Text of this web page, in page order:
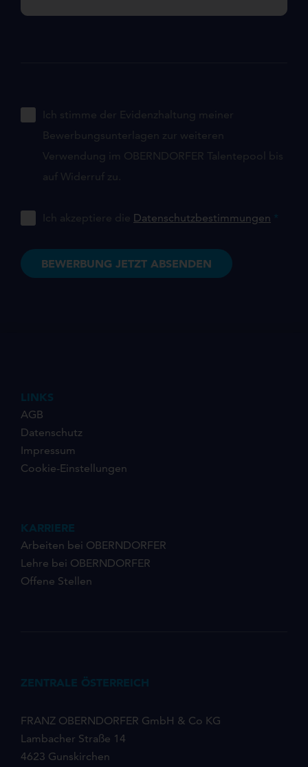
Ich stimme der Evidenzhaltung meiner
Bewerbungsunterlagen zur weiteren
Verwendung im OBERNDORFER Talentepool bis
auf Widerruf zu.
Ich akzeptiere die Datenschutzbestimmungen *
LINKS
AGB
Datenschutz
Impressum
Cookie-Einstellungen
KARRIERE
Arbeiten bei OBERNDORFER
Lehre bei OBERNDORFER
Offene Stellen
ZENTRALE ÖSTERREICH
FRANZ OBERNDORFER GmbH & Co KG
Lambacher Straße 14
4623 Gunskirchen